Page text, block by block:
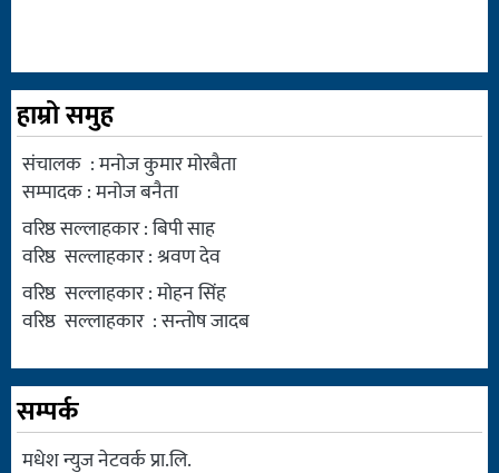
हाम्रो समुह
संचालक : मनोज कुमार मोरबैता
सम्पादक : मनोज बनैता
वरिष्ठ सल्लाहकार : बिपी साह
वरिष्ठ सल्लाहकार : श्रवण देव
वरिष्ठ सल्लाहकार : मोहन सिंह
वरिष्ठ सल्लाहकार : सन्तोष जादब
सम्पर्क
मधेश न्युज नेटवर्क प्रा.लि.